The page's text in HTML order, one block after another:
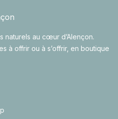
naturels au cœur d’Alençon.
à offrir ou à s’offrir, en boutique